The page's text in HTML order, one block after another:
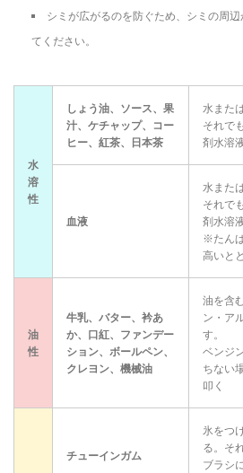
シミが広がるのを防ぐため、シミの周
てください。
水
溶
性
しょう油、ソース、果
汁、ケチャップ、コー
ヒー、紅茶、日本茶
水また
それで
剤水溶
血液
水また
それで
剤水溶
※たん
高いと
油
性
牛乳、バター、衿あ
か、口紅、ファンデー
ション、ボールペン、
クレヨン、機械油
油を含
ン・ア
す。
ベンジ
ちない
叩く
チューインガム
氷をつ
る。そ
ブラシ